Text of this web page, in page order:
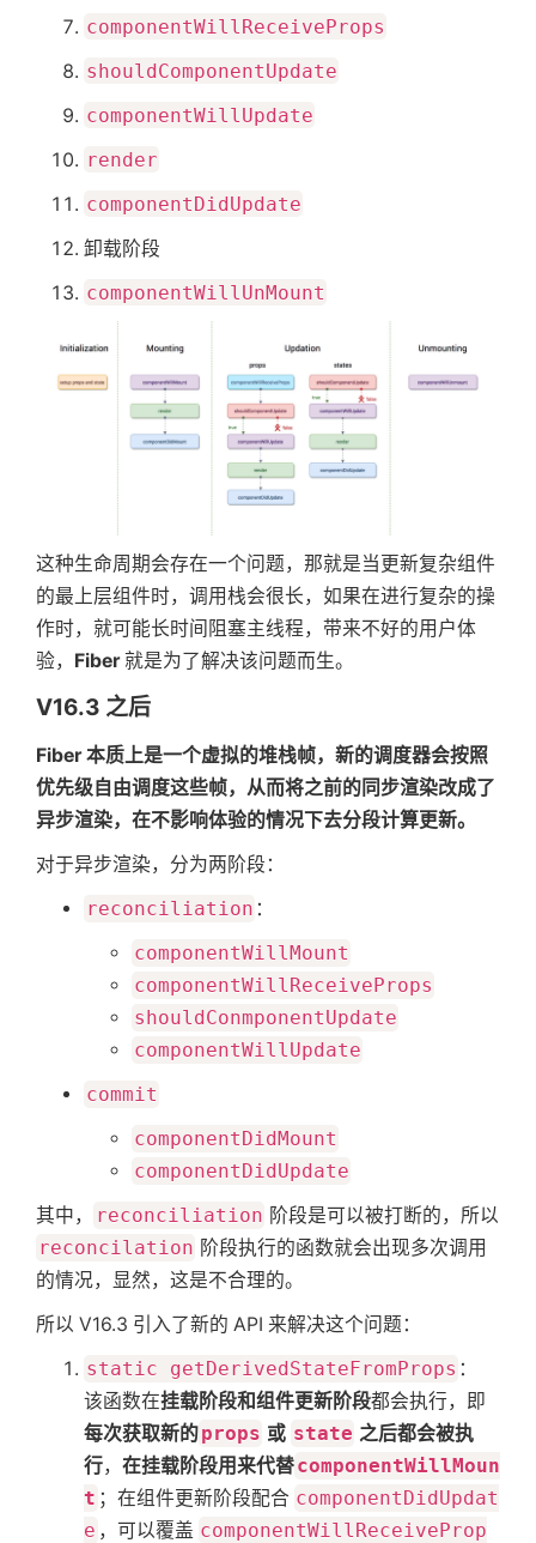
componentWillReceiveProps
shouldComponentUpdate
componentWillUpdate
render
componentDidUpdate
卸载阶段
componentWillUnMount
这种生命周期会存在一个问题，那就是当更新复杂组件
的最上层组件时，调用栈会很长，如果在进行复杂的操
作时，就可能长时间阻塞主线程，带来不好的用户体
验， Fiber就是为了解决该问题而生。
V16.3 之后
Fiber 本质上是一个虚拟的堆栈帧，新的调度器会按照
优先级自由调度这些帧，从而将之前的同步渲染改成了
异步渲染，在不影响体验的情况下去分段计算更新。
对于异步渲染，分为两阶段：
reconciliation ：
componentWillMount
componentWillReceiveProps
shouldConmponentUpdate
componentWillUpdate
commit
componentDidMount
componentDidUpdate
其中，
reconciliation 阶段是可以被打断的，所以
reconcilation 阶段执行的函数就会出现多次调用
的情况，显然，这是不合理的。
所以 V16.3 引入了新的 API 来解决这个问题：
static getDerivedStateFromProps ：
该函数在挂载阶段和组件更新阶段都会执行，即
每次获取新的props 或 state 之后都会被执
行， 在挂载阶段用来代替componentWillMoun
t ；在组件更新阶段配合 componentDidUpdat
e ，可以覆盖 componentWillReceiveProp